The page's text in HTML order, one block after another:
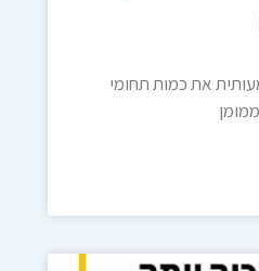
את כמות תחומי